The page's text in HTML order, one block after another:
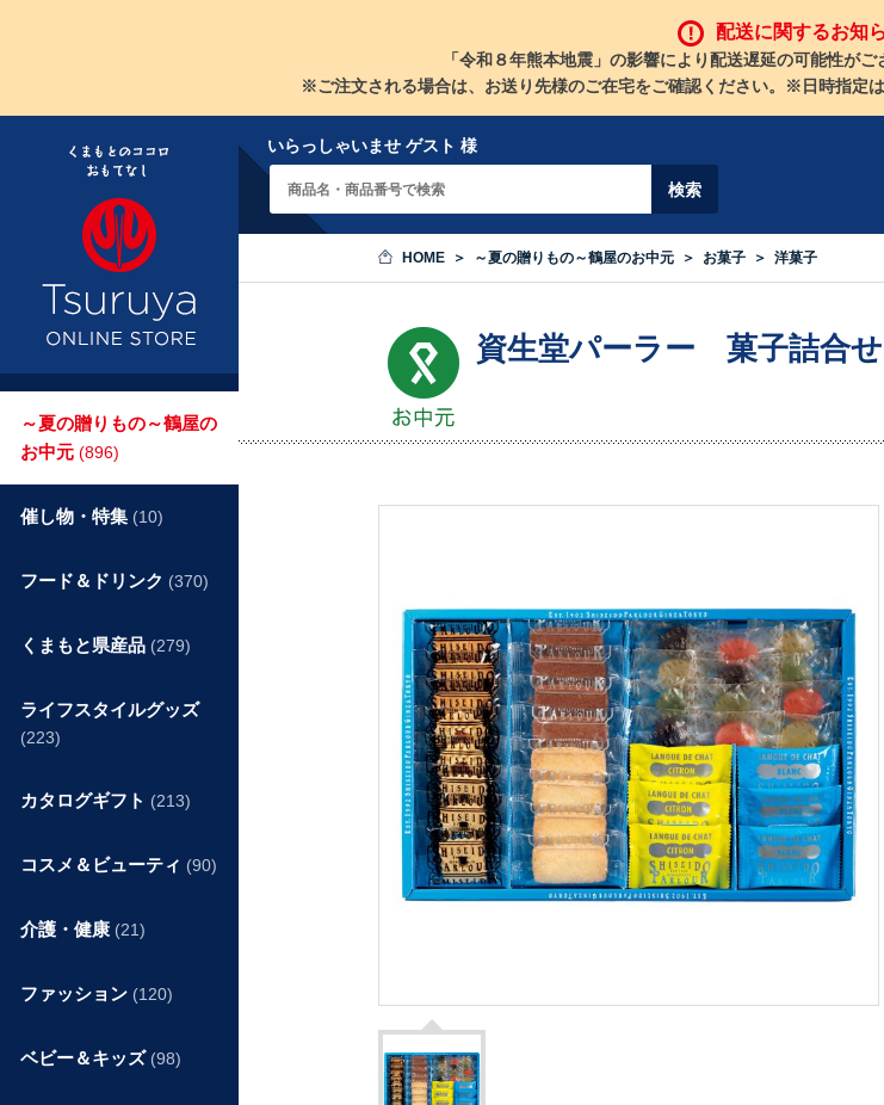
配送に関するお知
「令和８年熊本地震」の影響により配送遅延の可能性が
※ご注文される場合は、お送り先様のご在宅をご確認ください。※日時指定
いらっしゃいませ ゲスト 様
HOME ～夏の贈りもの～鶴屋のお中元 お菓子 洋菓子
資生堂パーラー 菓子詰合
～夏の贈りもの～鶴屋の
お中元 (896)
催し物・特集 (10)
フード＆ドリンク (370)
くまもと県産品 (279)
ライフスタイルグッズ
(223)
カタログギフト (213)
コスメ＆ビューティ (90)
介護・健康 (21)
ファッション (120)
ベビー＆キッズ (98)